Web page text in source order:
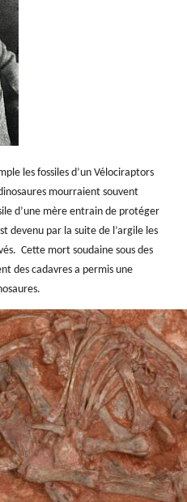
les fossiles d’un Vélociraptors
mourraient souvent
d’une mère entrain de protéger
devenu par la suite de l’argile les
Cette mort soudaine sous des
des cadavres a permis une